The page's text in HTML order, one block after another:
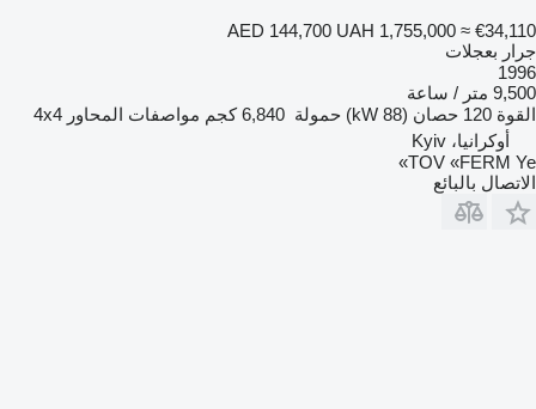
AED 144,700 UAH 1,755,000 ≈ €34,110
جرار بعجلات
1996
9,500 متر / ساعة
القوة 120 حصان (88 kW) حمولة 6,840 كجم مواصفات المحاور 4x4
أوكرانيا، Kyiv
TOV «FERM Ye»
الاتصال بالبائع